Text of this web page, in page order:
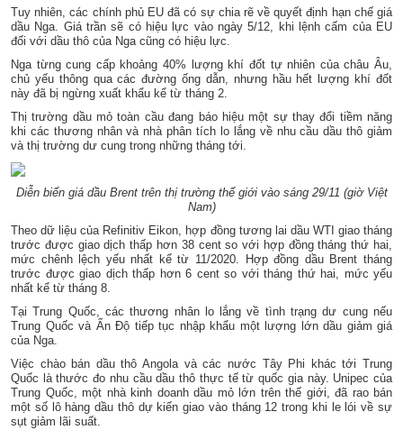
Tuy nhiên, các chính phủ EU đã có sự chia rẽ về quyết định hạn chế giá
dầu Nga. Giá trần sẽ có hiệu lực vào ngày 5/12, khi lệnh cấm của EU
đối với dầu thô của Nga cũng có hiệu lực.
Nga từng cung cấp khoảng 40% lượng khí đốt tự nhiên của châu Âu,
chủ yếu thông qua các đường ống dẫn, nhưng hầu hết lượng khí đốt
này đã bị ngừng xuất khẩu kể từ tháng 2.
Thị trường dầu mỏ toàn cầu đang báo hiệu một sự thay đổi tiềm năng
khi các thương nhân và nhà phân tích lo lắng về nhu cầu dầu thô giảm
và thị trường dư cung trong những tháng tới.
Diễn biến giá dầu Brent trên thị trường thế giới vào sáng 29/11 (giờ Việt
Nam)
Theo dữ liệu của Refinitiv Eikon, hợp đồng tương lai dầu WTI giao tháng
trước được giao dịch thấp hơn 38 cent so với hợp đồng tháng thứ hai,
mức chênh lệch yếu nhất kể từ 11/2020. Hợp đồng dầu Brent tháng
trước được giao dịch thấp hơn 6 cent so với tháng thứ hai, mức yếu
nhất kể từ tháng 8.
Tại Trung Quốc, các thương nhân lo lắng về tình trạng dư cung nếu
Trung Quốc và Ấn Độ tiếp tục nhập khẩu một lượng lớn dầu giảm giá
của Nga.
Việc chào bán dầu thô Angola và các nước Tây Phi khác tới Trung
Quốc là thước đo nhu cầu dầu thô thực tế từ quốc gia này. Unipec của
Trung Quốc, một nhà kinh doanh dầu mỏ lớn trên thế giới, đã rao bán
một số lô hàng dầu thô dự kiến giao vào tháng 12 trong khi le lói về sự
sụt giảm lãi suất.